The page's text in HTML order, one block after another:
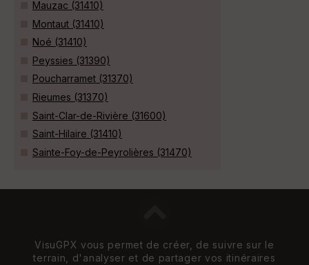
Mauzac (31410)
Montaut (31410)
Noé (31410)
Peyssies (31390)
Poucharramet (31370)
Rieumes (31370)
Saint-Clar-de-Rivière (31600)
Saint-Hilaire (31410)
Sainte-Foy-de-Peyrolières (31470)
VisuGPX vous permet de créer, de suivre sur le
terrain, d'analyser et de partager vos itinéraires